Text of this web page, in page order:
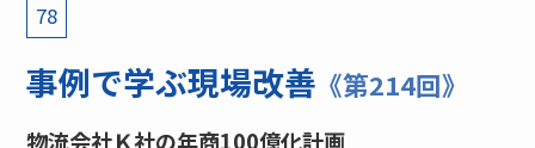
78
事例で学ぶ現場改善 《第214回》
物流会社Ｋ社の年商100億化計画